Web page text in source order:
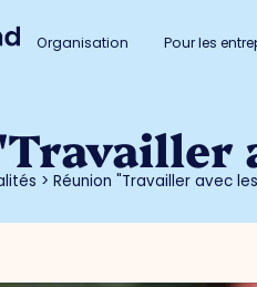
Organisation Pour les
>Réunion "Travailler avec